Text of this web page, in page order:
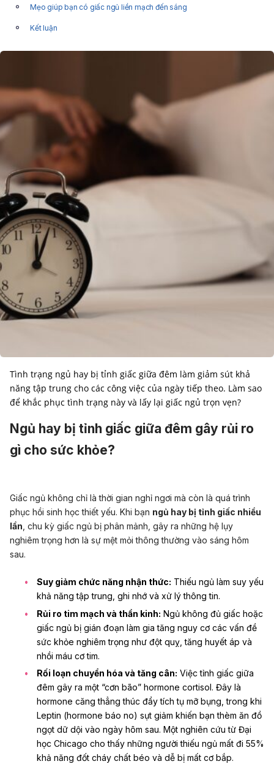
Mẹo giúp bạn có giấc ngủ liền mạch đến sáng
Kết luận
Tình trạng ngủ hay bị tỉnh giấc giữa đêm làm giảm sút khả
năng tập trung cho các công việc của ngày tiếp theo. Làm sao
để khắc phục tình trạng này và lấy lại giấc ngủ trọn vẹn?
Ngủ hay bị tỉnh giấc giữa đêm gây rủi ro
gì cho sức khỏe?
Giấc ngủ không chỉ là thời gian nghỉ ngơi mà còn là quá trình
phục hồi sinh học thiết yếu. Khi bạn ngủ hay bị tỉnh giấc nhiều
lần , chu kỳ giấc ngủ bị phân mảnh, gây ra những hệ lụy
nghiêm trọng hơn là sự mệt mỏi thông thường vào sáng hôm
sau.
Suy giảm chức năng nhận thức: Thiếu ngủ làm suy yếu
khả năng tập trung, ghi nhớ và xử lý thông tin.
Rủi ro tim mạch và thần kinh: Ngủ không đủ giấc hoặc
giấc ngủ bị gián đoạn làm gia tăng nguy cơ các vấn đề
sức khỏe nghiêm trọng như đột quỵ, tăng huyết áp và
nhồi máu cơ tim.
Rối loạn chuyển hóa và tăng cân: Việc tỉnh giấc giữa
đêm gây ra một “cơn bão” hormone cortisol. Đây là
hormone căng thẳng thúc đẩy tích tụ mỡ bụng, trong khi
Leptin (hormone báo no) sụt giảm khiến bạn thèm ăn đồ
ngọt dữ dội vào ngày hôm sau. Một nghiên cứu từ Đại
học Chicago cho thấy những người thiếu ngủ mất đi 55%
khả năng đốt cháy chất béo và dễ bị mất cơ bắp.